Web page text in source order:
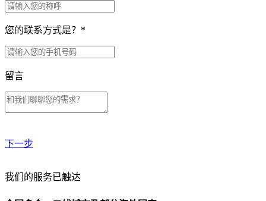
您的联系方式是？ *
留言
下一步
贵公司预算范围是？
我们的服务已触达